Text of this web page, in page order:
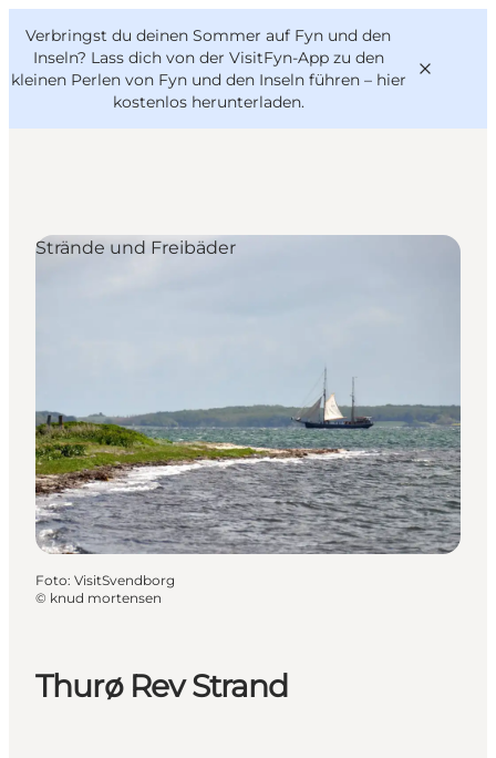
Verbringst du deinen Sommer auf Fyn und den
Inseln? Lass dich von der VisitFyn-App zu den
kleinen Perlen von Fyn und den Inseln führen – hier
kostenlos herunterladen.
Reise Ideen
VisitFyn
Deutsch
Thurø Rev Strand
Strände und Freibäder
Foto: VisitSvendborg
© knud mortensen